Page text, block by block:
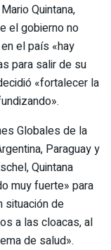
Quintana,
el gobierno no
el país «hay
para salir de su
«fortalecer la
Globales de la
Paraguay y
Quintana
muy fuerte» para
situación de
a las cloacas, al
de salud».